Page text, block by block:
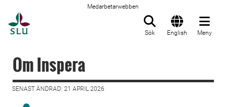
Medarbetarwebben
Sök English Meny
Om Inspera
SENAST ÄNDRAD: 21 APRIL 2026